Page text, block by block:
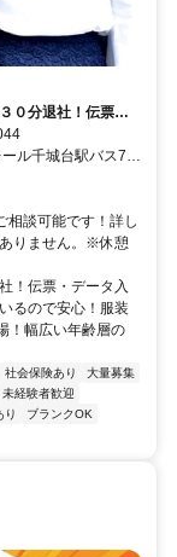
０分退社！伝票・
談可能です！詳し
りません。※休憩
！伝票・データ入
るので安心！服装
！幅広い年齢層の
社会保険あり
大量募集
未経験者歓迎
り
ブランクOK